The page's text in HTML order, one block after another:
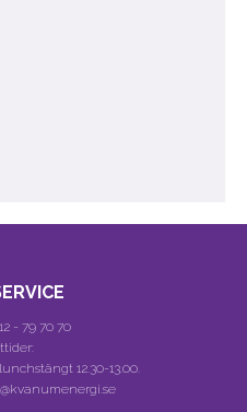
- 79 70 70
12.30-13.00.